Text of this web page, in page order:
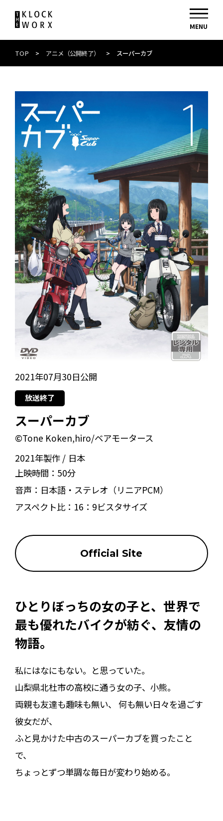
TOP > アニメ（公開終了） > スーパーカブ
2021年07月30日公開
放送終了
スーパーカブ
©Tone Koken,hiro/ベアモータース
2021年製作
日本
上映時間： 50分
音声： 日本語・ステレオ（リニアPCM）
アスペクト比： 16：9ビスタサイズ
Official Site
ひとりぼっちの女の子と、世界で
最も優れたバイクが紡ぐ、友情の
物語。
私にはなにもない。と思っていた。
山梨県北杜市の高校に通う女の子、小熊。
両親も友達も趣味も無い、 何も無い日々を過ごす
彼女だが、
ふと見かけた中古のスーパーカブを買ったこと
で、
ちょっとずつ単調な毎日が変わり始める。